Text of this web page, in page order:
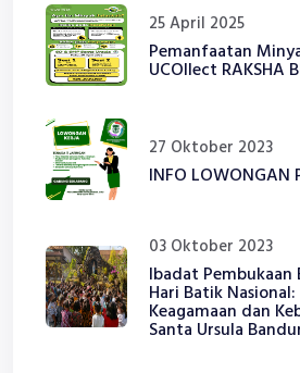
25 April 2025
Pemanfaatan
UCOllect RAKSHA
27 Oktober 2023
INFO LOWONGAN
03 Oktober 2023
Ibadat Pembukaan
Hari Batik
Keagamaan dan
Santa Ursula